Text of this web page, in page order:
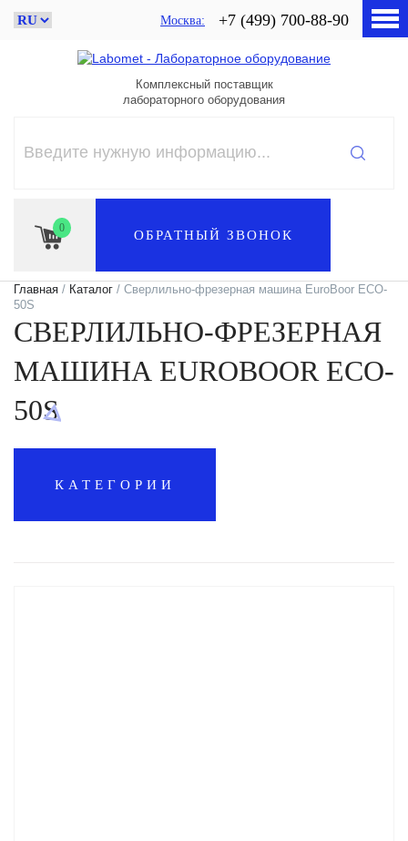
Москва +7 (499) 700-88-90
Комплексный поставщик
лабораторного оборудования
0 ОБРАТНЫЙ ЗВОНОК
Главная / Каталог / Cверлильно-фрезерная машина EuroBoor ECO-
50S
CВЕРЛИЛЬНО-ФРЕЗЕРНАЯ
МАШИНА EUROBOOR ECO-
50S
КАТЕГОРИИ